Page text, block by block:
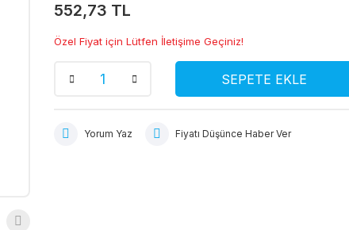
552,73 TL
Özel Fiyat için Lütfen İletişime Geçiniz!
SEPETE EKLE
Yorum Yaz Fiyatı Düşünce Haber Ver